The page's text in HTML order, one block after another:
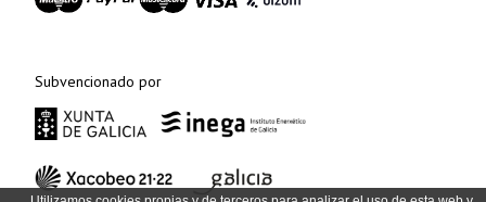
Subvencionado por